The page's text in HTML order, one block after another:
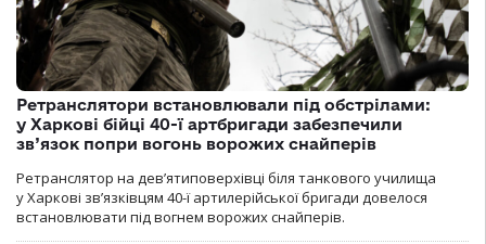
Ретранслятори встановлювали під обстрілами:
у Харкові бійці 40-ї артбригади забезпечили
зв’язок попри вогонь ворожих снайперів
Ретранслятор на дев’ятиповерхівці біля танкового училища
у Харкові зв’язківцям 40-ї артилерійської бригади довелося
встановлювати під вогнем ворожих снайперів.